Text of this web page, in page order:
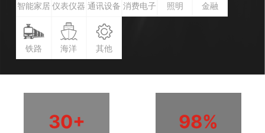
智能家居 仪表仪器 通讯设备 消费电子 照明 金融
铁路 海洋 其他
30+ 98%